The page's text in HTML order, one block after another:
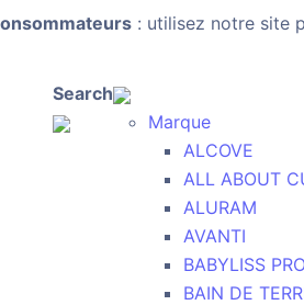
: utilisez notre site
Search
Marque
ALCOVE
ALL ABOUT
ALURAM
AVANTI
BABYLISS
BAIN DE